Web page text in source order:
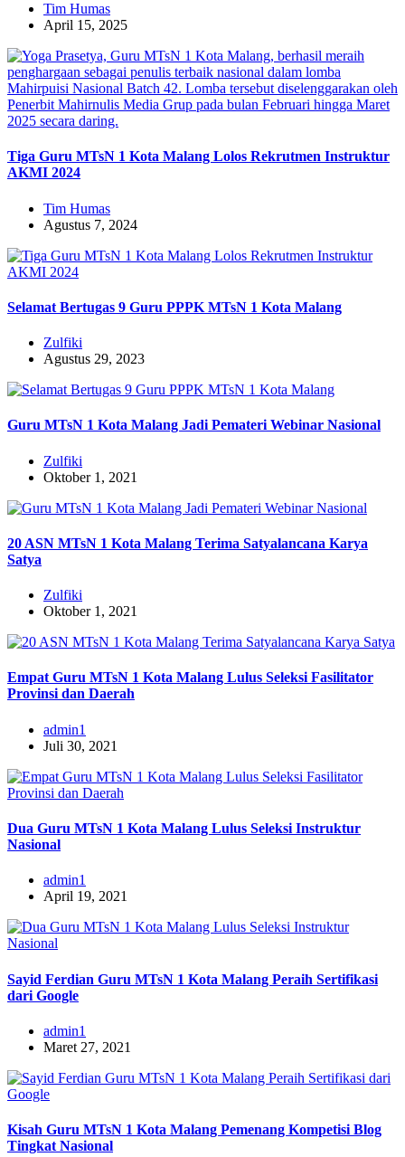
Tim Humas
April 15, 2025
Tiga Guru MTsN 1 Kota Malang Lolos Rekrutmen Instruktur
AKMI 2024
Tim Humas
Agustus 7, 2024
Selamat Bertugas 9 Guru PPPK MTsN 1 Kota Malang
Zulfiki
Agustus 29, 2023
Guru MTsN 1 Kota Malang Jadi Pemateri Webinar Nasional
Zulfiki
Oktober 1, 2021
20 ASN MTsN 1 Kota Malang Terima Satyalancana Karya
Satya
Zulfiki
Oktober 1, 2021
Empat Guru MTsN 1 Kota Malang Lulus Seleksi Fasilitator
Provinsi dan Daerah
admin1
Juli 30, 2021
Dua Guru MTsN 1 Kota Malang Lulus Seleksi Instruktur
Nasional
admin1
April 19, 2021
Sayid Ferdian Guru MTsN 1 Kota Malang Peraih Sertifikasi
dari Google
admin1
Maret 27, 2021
Kisah Guru MTsN 1 Kota Malang Pemenang Kompetisi Blog
Tingkat Nasional